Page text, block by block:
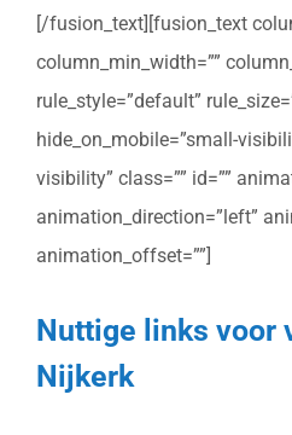
[/fusion_text][fusion_text
column_min_width=””
rule_style=”default”
hide_on_mobile=”small-
visibility” class=”” id=””
animation_direction=”left”
animation_offset=””]
Nuttige links voor
Nijkerk